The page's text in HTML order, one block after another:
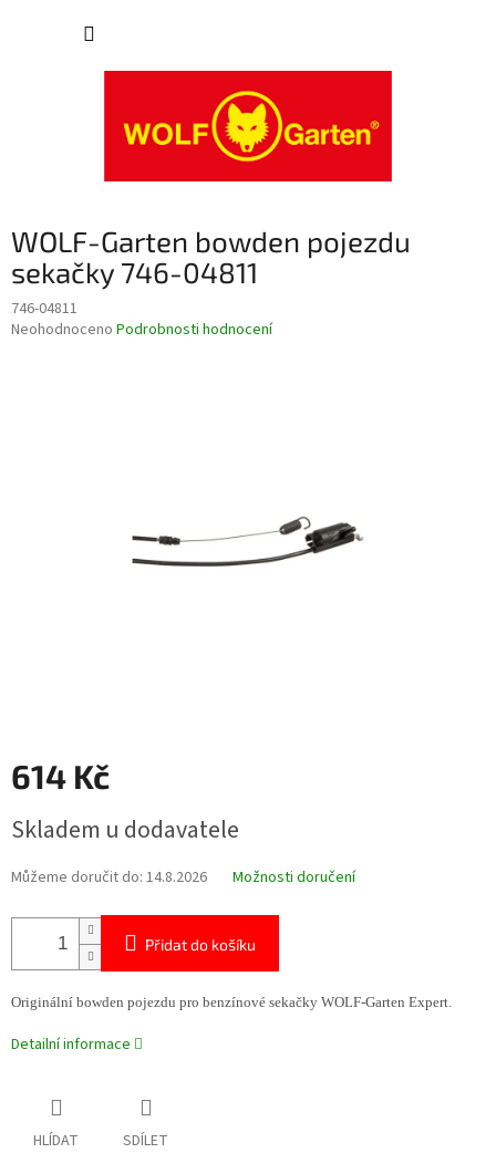
WOLF-Garten bowden pojezdu
sekačky 746-04811
746-04811
Průměrné
Neohodnoceno Podrobnosti hodnocení
614 Kč
cena:
Skladem u dodavatele
Můžeme doručit do: 14.8.2026 Možnosti doručení
Přidat do košíku
Originální bowden pojezdu pro benzínové sekačky WOLF-Garten Expert.
Detailní informace
HLÍDAT SDÍLET